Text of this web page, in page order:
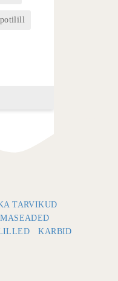
potilill
TARVIKUD
KARBID